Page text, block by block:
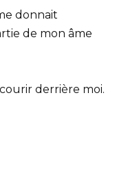
donnait
de mon âme
derrière moi.